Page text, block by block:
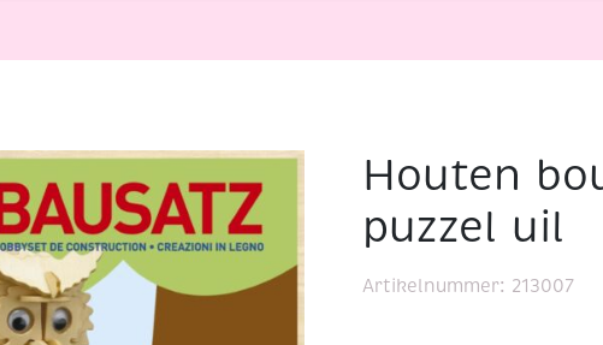
Houten bouwpakket / 3D puzzel uil
Houten
puzzel uil
Artikelnummer: 213007